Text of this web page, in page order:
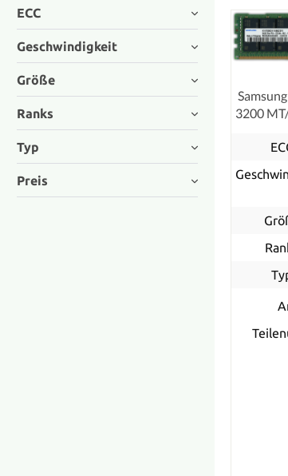
ECC
Geschwindigkeit
Größe
Ranks
Typ
Preis
3200